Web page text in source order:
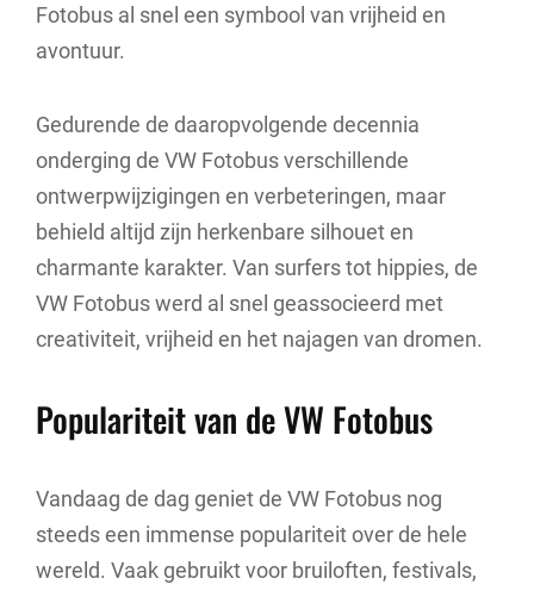
Fotobus al snel een symbool van vrijheid en
avontuur.
Gedurende de daaropvolgende decennia
onderging de VW Fotobus verschillende
ontwerpwijzigingen en verbeteringen, maar
behield altijd zijn herkenbare silhouet en
charmante karakter. Van surfers tot hippies, de
VW Fotobus werd al snel geassocieerd met
creativiteit, vrijheid en het najagen van dromen.
Populariteit van de VW Fotobus
Vandaag de dag geniet de VW Fotobus nog
steeds een immense populariteit over de hele
wereld. Vaak gebruikt voor bruiloften, festivals,